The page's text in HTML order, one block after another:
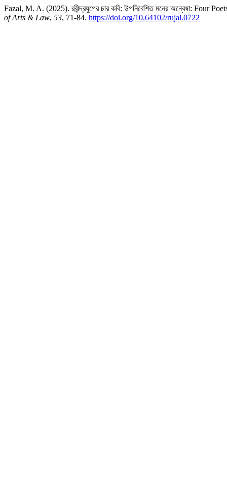
Fazal, M. A. (2025). রবীন্দ্রযুগের চার কবি: উপনিবেশিত মনের অন্বেষা:
of Arts & Law, 53, 71-84. https://doi.org/10.64102/rujal.0722